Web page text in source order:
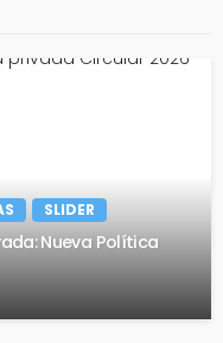
SLIDER
Nueva Política